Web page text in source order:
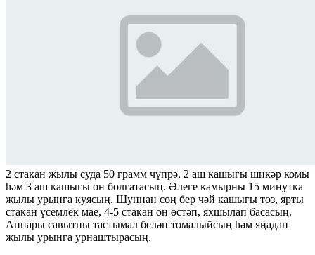
2 стакан җылы суда 50 грамм чүп­рә, 2 аш кашыгы шикәр комы
һәм 3 аш кашыгы он болгатасың. Әлеге камырны 15 минутка
җылы урынга куясың. Шуннан соң бер чәй кашыгы тоз, ярты
стакан үсемлек мае, 4-5 стакан он өстәп, яхшылап басасың.
Аннары савытны тастымал белән томалыйсың һәм яңадан
җылы урынга урнаш­тырасың.